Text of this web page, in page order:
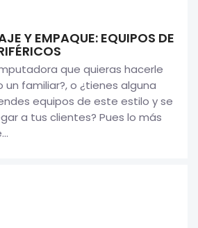
Y EMPAQUE: EQUIPOS DE
que quieras hacerle
un familiar?, o ¿tienes alguna
equipos de este estilo y se
a tus clientes? Pues lo más